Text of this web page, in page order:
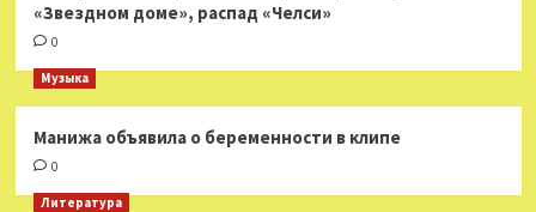
«Звездном доме», распад «Челси»
0
Музыка
Манижа объявила о беременности в клипе
0
Литература